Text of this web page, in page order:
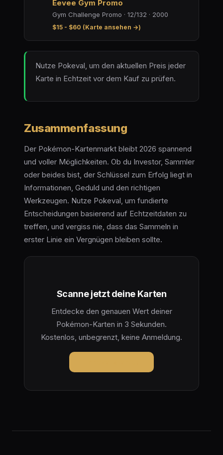
Eevee Gym Promo
Gym Challenge Promo · 12/132 · 2000
$15 - $60 (Karte ansehen →)
Nutze Pokeval, um den aktuellen Preis jeder
Karte in Echtzeit vor dem Kauf zu prüfen.
Zusammenfassung
Der Pokémon-Kartenmarkt bleibt 2026 spannend
und voller Möglichkeiten. Ob du Investor, Sammler
oder beides bist, der Schlüssel zum Erfolg liegt in
Informationen, Geduld und den richtigen
Werkzeugen. Nutze Pokeval, um fundierte
Entscheidungen basierend auf Echtzeitdaten zu
treffen, und vergiss nie, dass das Sammeln in
erster Linie ein Vergnügen bleiben sollte.
Scanne jetzt deine Karten
Entdecke den genauen Wert deiner
Pokémon-Karten in 3 Sekunden.
Kostenlos, unbegrenzt, keine Anmeldung.